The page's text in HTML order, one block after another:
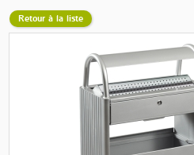
Retour à la liste